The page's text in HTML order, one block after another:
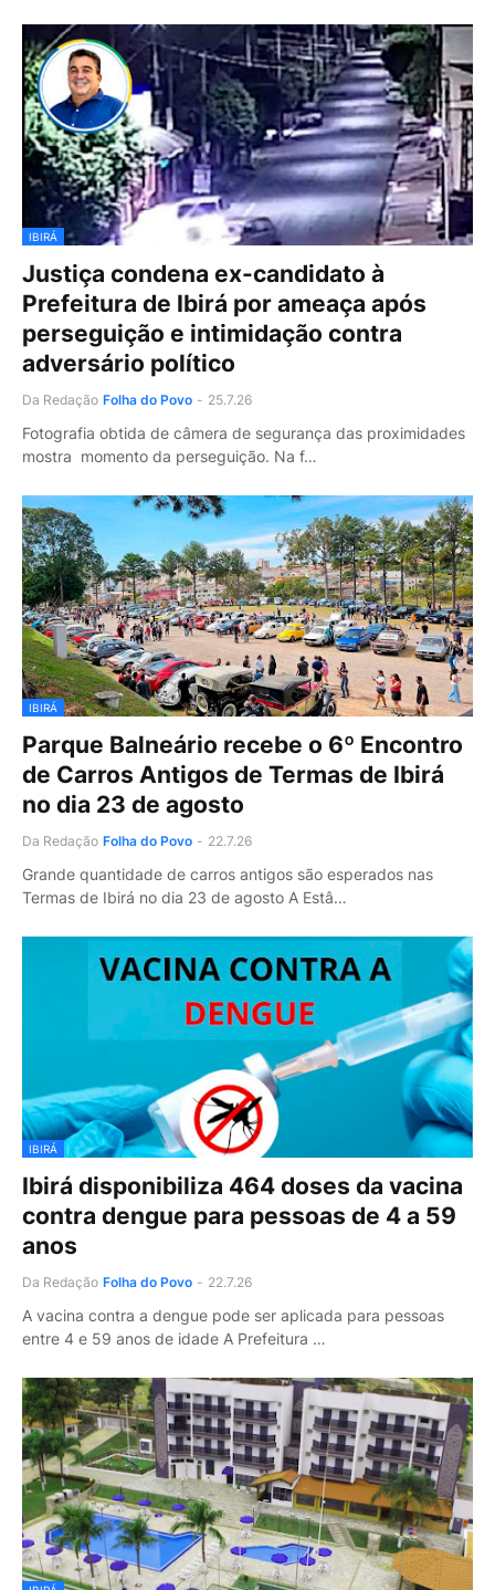
IBIRÁ
Justiça condena ex-candidato à
Prefeitura de Ibirá por ameaça após
perseguição e intimidação contra
adversário político
Da Redação Folha do Povo - 25.7.26
Fotografia obtida de câmera de segurança das proximidades
mostra momento da perseguição. Na f…
IBIRÁ
Parque Balneário recebe o 6º Encontro
de Carros Antigos de Termas de Ibirá
no dia 23 de agosto
Da Redação Folha do Povo - 22.7.26
Grande quantidade de carros antigos são esperados nas
Termas de Ibirá no dia 23 de agosto A Estâ…
IBIRÁ
Ibirá disponibiliza 464 doses da vacina
contra dengue para pessoas de 4 a 59
anos
Da Redação Folha do Povo - 22.7.26
A vacina contra a dengue pode ser aplicada para pessoas
entre 4 e 59 anos de idade A Prefeitura …